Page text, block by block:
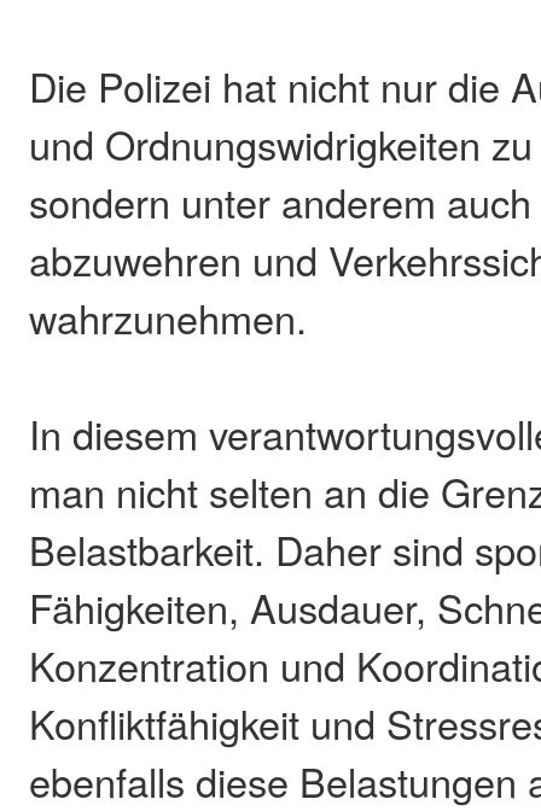
Die Polizei hat nicht nur die
und Ordnungswidrigkeiten
sondern unter anderem
abzuwehren und
wahrzunehmen.
In diesem
man nicht selten an die
Belastbarkeit. Daher sind
Fähigkeiten, Ausdauer,
Konzentration und
Konfliktfähigkeit und
ebenfalls diese Belastungen